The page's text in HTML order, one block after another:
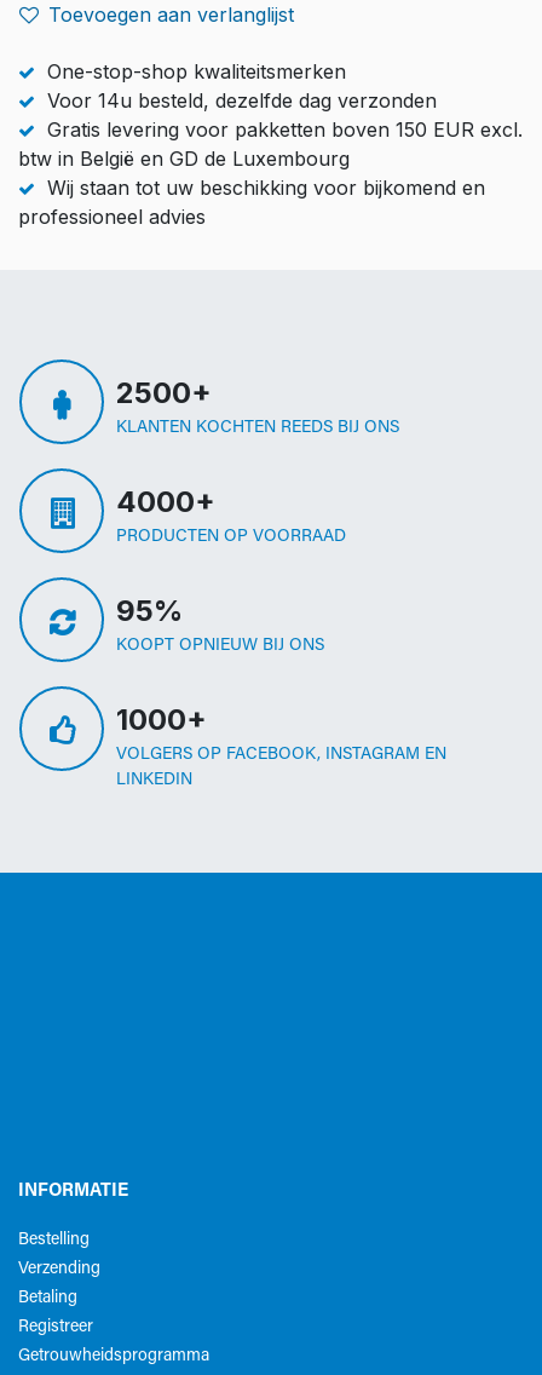
Toevoegen aan verlanglijst
One-stop-shop kwaliteitsmerken
Voor 14u besteld, dezelfde dag verzonden
Gratis levering voor pakketten boven 150 EUR excl.
btw in België en GD de Luxembourg
Wij staan tot uw beschikking voor bijkomend en
professioneel advies
2500+
KLANTEN KOCHTEN REEDS BIJ ONS
4000+
PRODUCTEN OP VOORRAAD
95%
KOOPT OPNIEUW BIJ ONS
1000+
VOLGERS OP FACEBOOK, INSTAGRAM EN
LINKEDIN
INFORMATIE
Bestelling
Verzending
Betaling
Registreer
Getrouwheidsprogramma